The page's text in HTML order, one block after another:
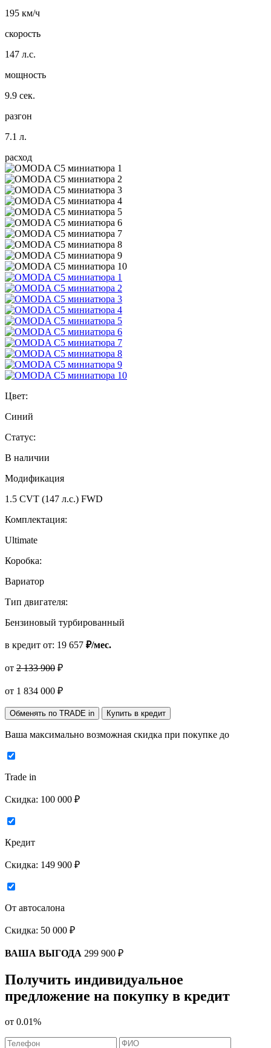
195 км/ч
скорость
147 л.с.
мощность
9.9 сек.
разгон
7.1 л.
расход
Цвет:
Синий
Статус:
В наличии
Модификация
1.5 CVT (147 л.с.) FWD
Комплектация:
Ultimate
Коробка:
Вариатор
Тип двигателя:
Бензиновый турбированный
в кредит от: 19 657 ₽/мес.
от 2 133 900 ₽
от 1 834 000 ₽
Обменять по TRADE in Купить в кредит
Ваша максимально возможная скидка при покупке до
Trade in
Скидка: 100 000 ₽
Кредит
Скидка: 149 900 ₽
От автосалона
Скидка: 50 000 ₽
ВАША ВЫГОДА 299 900 ₽
Получить индивидуальное
предложение на покупку в кредит
от 0.01%